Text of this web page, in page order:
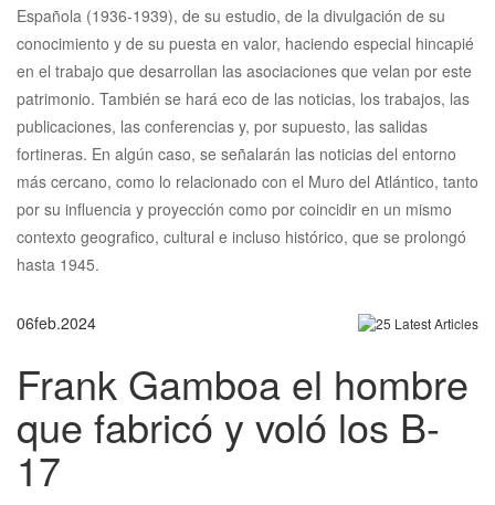
Española (1936-1939), de su estudio, de la divulgación de su
conocimiento y de su puesta en valor, haciendo especial hincapié
en el trabajo que desarrollan las asociaciones que velan por este
patrimonio. También se hará eco de las noticias, los trabajos, las
publicaciones, las conferencias y, por supuesto, las salidas
fortineras. En algún caso, se señalarán las noticias del entorno
más cercano, como lo relacionado con el Muro del Atlántico, tanto
por su influencia y proyección como por coincidir en un mismo
contexto geografico, cultural e incluso histórico, que se prolongó
hasta 1945.
06feb.2024
Frank Gamboa el hombre
que fabricó y voló los B-
17